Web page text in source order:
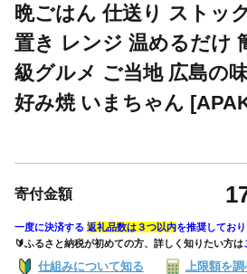
晩ごはん 仕送り ストッ
置き レンジ 温めるだけ
級グルメ ご当地 広島の
好み焼 いまちゃん
寄付金額
一度に決済する 返礼品数は３つ以内を推奨しており
🔰ふるさと納税が初めての方、詳しく知りたい方は
仕組みについて知る 上限額を